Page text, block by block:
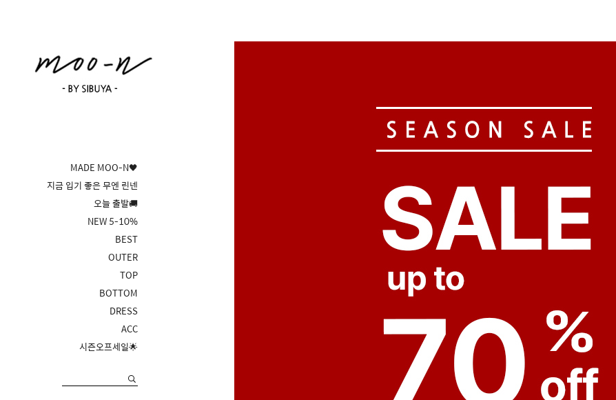
MADE MOO-N🖤
지금 입기 좋은 무엔 린넨
오늘 출발🚚
NEW 5-10%
BEST
OUTER
TOP
BOTTOM
DRESS
ACC
시즌오프세일🌟